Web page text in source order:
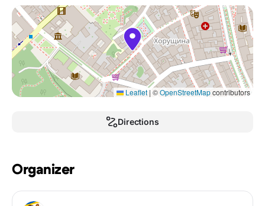
Leaflet |©OpenStreetMapcontributors
Directions
Organizer